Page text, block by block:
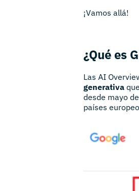
¡Vamos allá!
¿Qué es
Las AI
generativa
desde mayo
países